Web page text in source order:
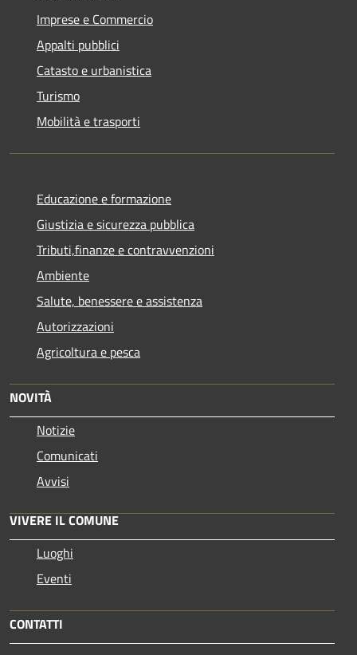
Imprese e Commercio
Appalti pubblici
Catasto e urbanistica
Turismo
Mobilità e trasporti
Educazione e formazione
Giustizia e sicurezza pubblica
Tributi,finanze e contravvenzioni
Ambiente
Salute, benessere e assistenza
Autorizzazioni
Agricoltura e pesca
NOVITÀ
Notizie
Comunicati
Avvisi
VIVERE IL COMUNE
Luoghi
Eventi
CONTATTI